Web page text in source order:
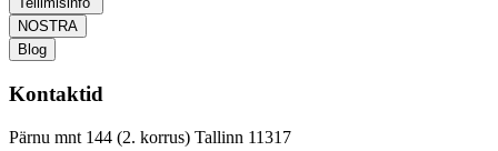
NOSTRA
Blog
Kontaktid
Pärnu mnt 144 (2. korrus) Tallinn 11317